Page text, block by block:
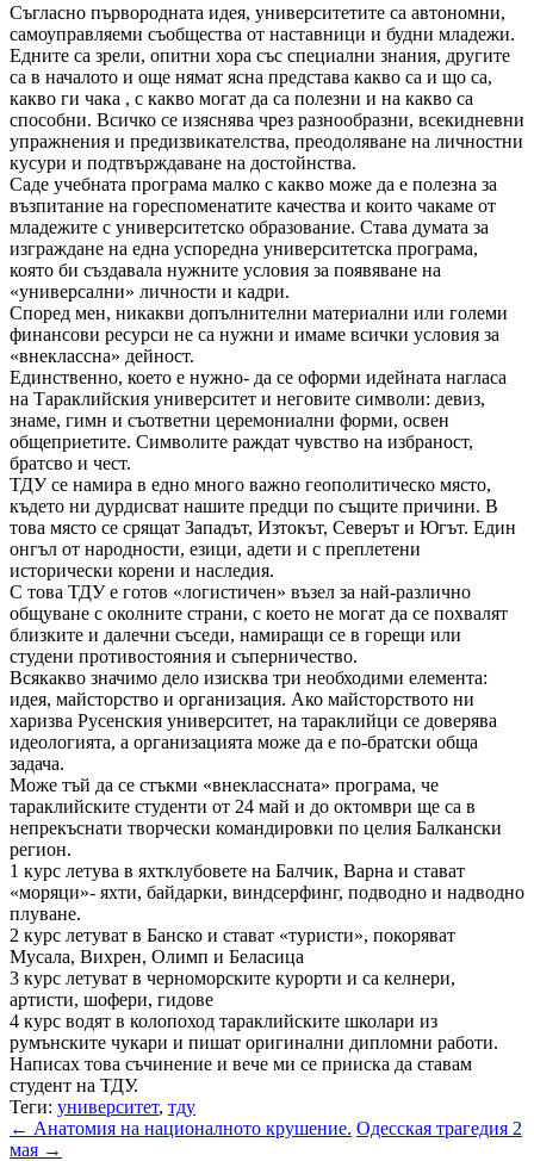
Съгласно първородната идея, университетите са автономни,
самоуправляеми съобщества от наставници и будни младежи.
Едните са зрели, опитни хора със специални знания, другите
са в началото и още нямат ясна представа какво са и що са,
какво ги чака , с какво могат да са полезни и на какво са
способни. Всичко се изяснява чрез разнообразни, всекидневни
упражнения и предизвикателства, преодоляване на личностни
кусури и подтвърждаване на достойнства.
Саде учебната програма малко с какво може да е полезна за
възпитание на гореспоменатите качества и които чакаме от
младежите с университетско образование. Става думата за
изграждане на една успоредна университетска програма,
която би създавала нужните условия за появяване на
«универсални» личности и кадри.
Според мен, никакви допълнителни материални или големи
финансови ресурси не са нужни и имаме всички условия за
«внеклассна» дейност.
Единственно, което е нужно- да се оформи идейната нагласа
на Тараклийския университет и неговите символи: девиз,
знаме, гимн и съответни церемониални форми, освен
общеприетите. Символите раждат чувство на избраност,
братсво и чест.
ТДУ се намира в едно много важно геополитическо място,
където ни дурдисват нашите предци по същите причини. В
това място се срящат Западът, Изтокът, Северът и Югът. Един
онгъл от народности, езици, адети и с преплетени
исторически корени и наследия.
С това ТДУ е готов «логистичен» възел за най-различно
общуване с околните страни, с което не могат да се похвалят
близките и далечни съседи, намиращи се в горещи или
студени противостояния и съперничество.
Всякакво значимо дело изисква три необходими елемента:
идея, майсторство и организация. Ако майсторството ни
харизва Русенския университет, на тараклийци се доверява
идеологията, а организацията може да е по-братски обща
задача.
Може тъй да се стъкми «внеклассната» програма, че
тараклийските студенти от 24 май и до октомври ще са в
непрекъснати творчески командировки по целия Балкански
регион.
1 курс летува в яхтклубовете на Балчик, Варна и стават
«моряци»- яхти, байдарки, виндсерфинг, подводно и надводно
плуване.
2 курс летуват в Банско и стават «туристи», покоряват
Мусала, Вихрен, Олимп и Беласица
3 курс летуват в черноморските курорти и са келнери,
артисти, шофери, гидове
4 курс водят в колопоход тараклийските школари из
румънските чукари и пишат оригинални дипломни работи.
Написах това съчинение и вече ми се прииска да ставам
студент на ТДУ.
Теги: университет, тду
← Анатомия на националното крушение. Одесская трагедия 2
мая →